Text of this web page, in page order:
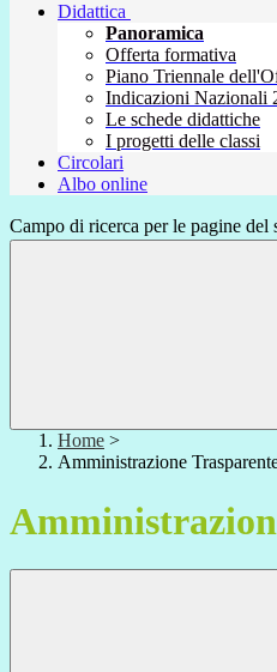
Didattica
Panoramica
Offerta formativa
Piano Triennale
Indicazioni Nazionali
Le schede didattiche
I progetti delle classi
Circolari
Albo online
Campo di ricerca per le pagine del
Home >
Amministrazione